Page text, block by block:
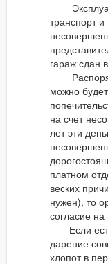
транспорт
гараж сдан
можно
на счет
лет эти
платном
веских
нужен), то
согласие
Если
дарение
хлопот в